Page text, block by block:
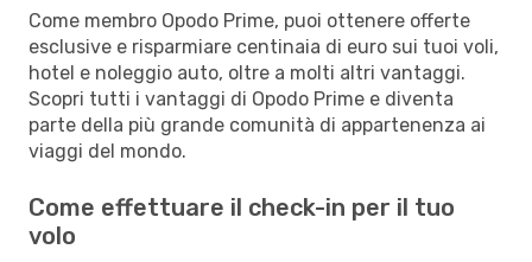
Come membro Opodo Prime, puoi ottenere offerte
esclusive e risparmiare centinaia di euro sui tuoi voli,
hotel e noleggio auto, oltre a molti altri vantaggi.
Scopri tutti i vantaggi di Opodo Prime e diventa
parte della più grande comunità di appartenenza ai
viaggi del mondo.
Come effettuare il check-in per il tuo
volo